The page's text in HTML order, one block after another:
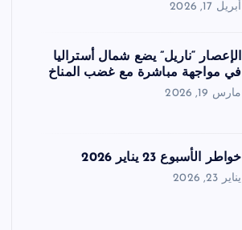
أبريل 17, 2026
الإعصار “ناريل” يضع شمال أستراليا
في مواجهة مباشرة مع غضب المناخ
مارس 19, 2026
خواطر الأسبوع 23 يناير 2026
يناير 23, 2026